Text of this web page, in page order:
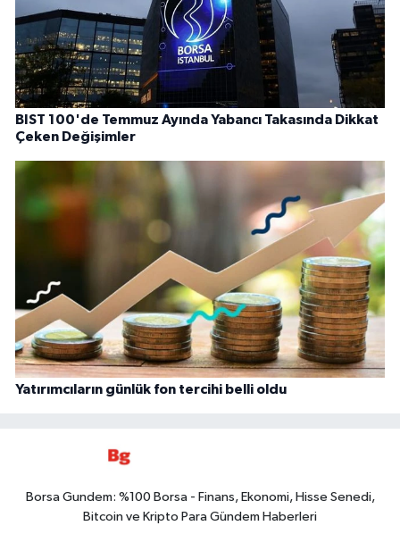
BIST 100'de Temmuz Ayında Yabancı Takasında Dikkat
Çeken Değişimler
Yatırımcıların günlük fon tercihi belli oldu
Borsa Gundem: %100 Borsa - Finans, Ekonomi, Hisse Senedi,
Bitcoin ve Kripto Para Gündem Haberleri